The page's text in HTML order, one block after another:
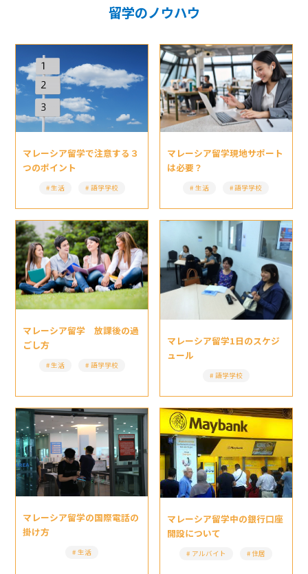
留学のノウハウ
マレーシア留学で注意する３
つのポイント
生活 語学学校
マレーシア留学現地サポート
は必要？
生活 語学学校
マレーシア留学 放課後の過
ごし方
生活 語学学校
マレーシア留学1日のスケジ
ュール
語学学校
マレーシア留学の国際電話の
掛け方
生活
マレーシア留学中の銀行口座
開設について
アルバイト 住居